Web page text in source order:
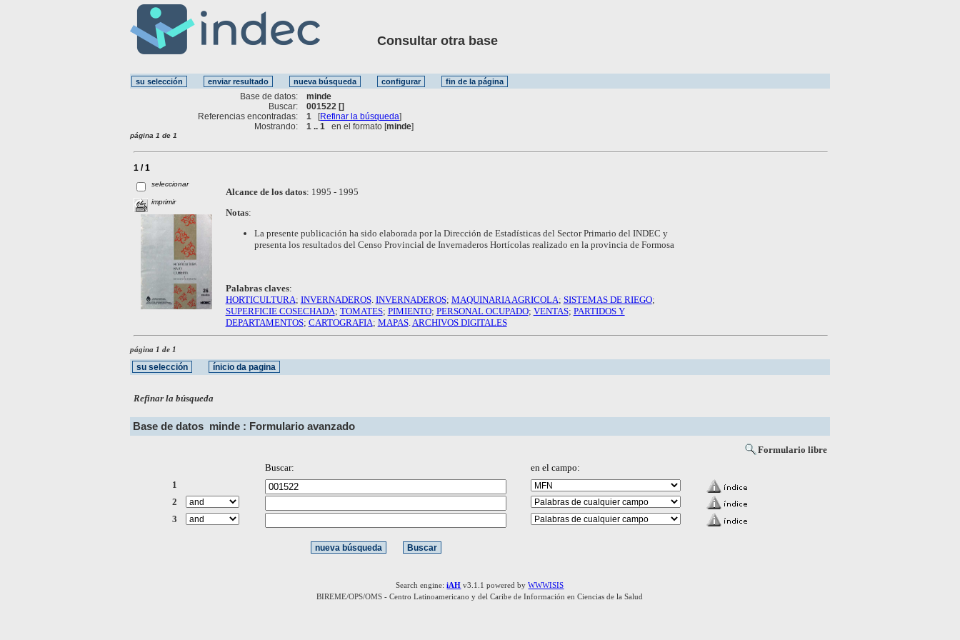
Consultar otra base
Base de datos:
minde
Buscar:
001522 []
Referencias encontradas:
1 [Refinar la búsqueda]
Mostrando:
1 .. 1 en el formato [minde]
página 1 de 1
1 / 1
seleccionar
imprimir
Alcance de los datos: 1995 - 1995
Notas:
La presente publicación ha sido elaborada por la Dirección de Estadísticas del Sector Primario del INDEC y
presenta los resultados del Censo Provincial de Invernaderos Hortícolas realizado en la provincia de Formosa
Palabras claves:
HORTICULTURA; INVERNADEROS. INVERNADEROS; MAQUINARIA AGRICOLA; SISTEMAS DE RIEGO;
SUPERFICIE COSECHADA; TOMATES; PIMIENTO; PERSONAL OCUPADO; VENTAS; PARTIDOS Y
DEPARTAMENTOS; CARTOGRAFIA; MAPAS. ARCHIVOS DIGITALES
página 1 de 1
Refinar la búsqueda
Base de datos minde : Formulario avanzado
Formulario libre
Buscar:
en el campo:
1
2
3
Search engine:iAH v3.1.1 powered byWWWISIS
BIREME/OPS/OMS - Centro Latinoamericano y del Caribe de Información en Ciencias de la Salud